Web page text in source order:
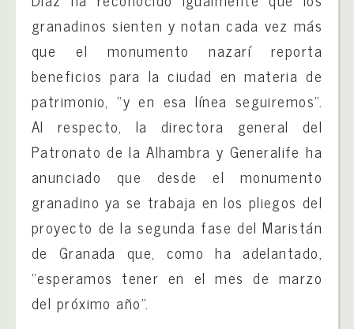
granadinos sienten y notan cada vez más
que el monumento nazarí reporta
beneficios para la ciudad en materia de
patrimonio, “y en esa línea seguiremos“.
Al respecto, la directora general del
Patronato de la Alhambra y Generalife ha
anunciado que desde el monumento
granadino ya se trabaja en los pliegos del
proyecto de la segunda fase del Maristán
de Granada que, como ha adelantado,
“esperamos tener en el mes de marzo
del próximo año”.